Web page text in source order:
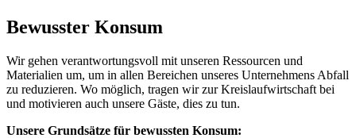
Bewusster Konsum
Wir gehen verantwortungsvoll mit unseren Ressourcen und
Materialien um, um in allen Bereichen unseres Unternehmens Abfall
zu reduzieren. Wo möglich, tragen wir zur Kreislaufwirtschaft bei
und motivieren auch unsere Gäste, dies zu tun.
Unsere Grundsätze für bewussten Konsum: